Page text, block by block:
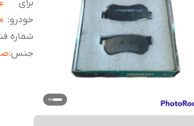
برای
خودرو:
2010
شماره
جنس: